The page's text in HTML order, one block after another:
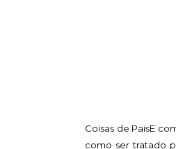
Coisas de PaisE
como ser tratado